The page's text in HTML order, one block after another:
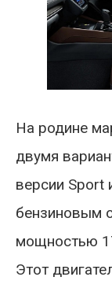
На родине
двумя
версии Sport
бензиновым
мощностью
Этот